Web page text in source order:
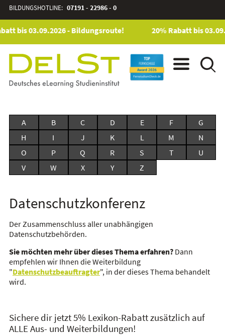
BILDUNGSHOTLINE: 07191 - 22986 - 0
bis 03.09.2026 - Bildungsroute! 20% Rabatt bis
A B C D E F
G
H
I J K L M
N
O
P Q R S T
U
V
W X Y Z
Datenschutzkonferenz
Der Zusammenschluss aller unabhängigen
Datenschutzbehörden.
Sie möchten mehr über dieses Thema erfahren?Dann
empfehlen wir Ihnen die Weiterbildung
"Datenschutzbeauftragter", in der dieses Thema behandelt
wird.
Sichere dir jetzt 5% Lexikon-Rabatt zusätzlich auf
ALLE Aus- und Weiterbildungen!